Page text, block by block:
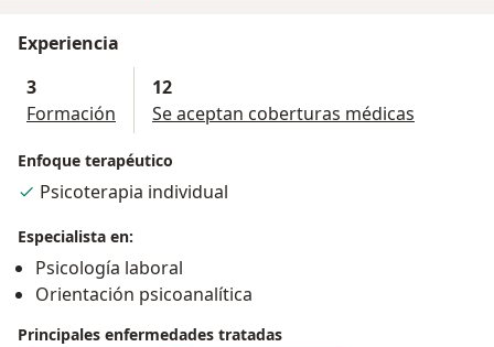
Experiencia
3
Formación
12
Se aceptan coberturas médicas
Enfoque terapéutico
Psicoterapia individual
Especialista en:
Psicología laboral
Orientación psicoanalítica
Principales enfermedades tratadas